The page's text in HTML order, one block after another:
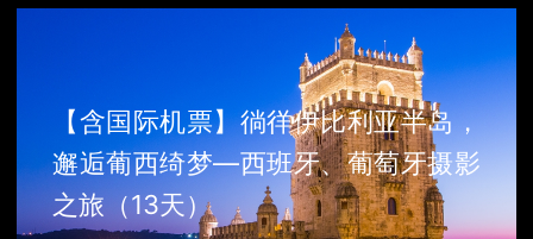
【含国际机票】徜徉伊比利亚半岛，
邂逅葡西绮梦—西班牙、葡萄牙摄影
之旅（13天）